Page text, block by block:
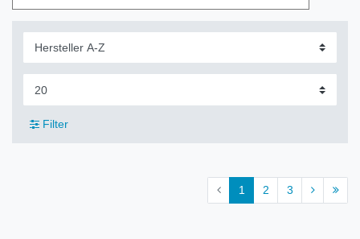
Filter
1 2 3